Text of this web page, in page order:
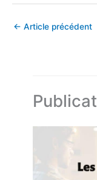
← Article précédent